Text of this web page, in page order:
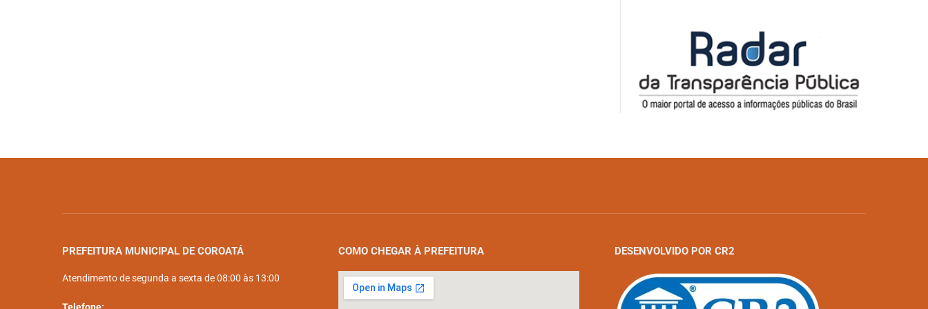
PREFEITURA MUNICIPAL DE COROATÁ
Atendimento de segunda a sexta de 08:00 às 13:00
COMO CHEGAR À PREFEITURA DESENVOLVIDO POR CR2